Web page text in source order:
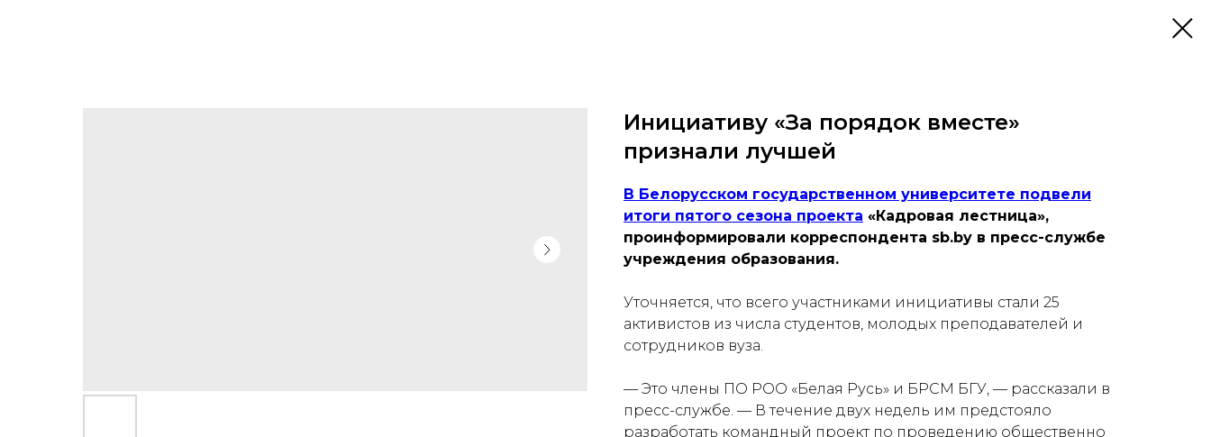
Инициативу «За порядок вместе»
признали лучшей
В Белорусском государственном университете подвели
итоги пятого сезона проекта «Кадровая лестница»,
проинформировали корреспондента sb.by в пресс-службе
учреждения образования.
Уточняется, что всего участниками инициативы стали 25
активистов из числа студентов, молодых преподавателей и
сотрудников вуза.
— Это члены ПО РОО «Белая Русь» и БРСМ БГУ, — рассказали в
пресс-службе. — В течение двух недель им предстояло
разработать командный проект по проведению общественно